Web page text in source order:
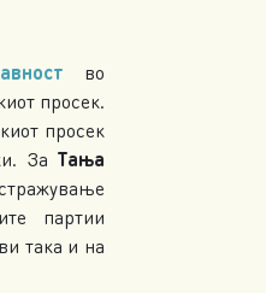
во
просек.
просек
За Тања
партии
така и на